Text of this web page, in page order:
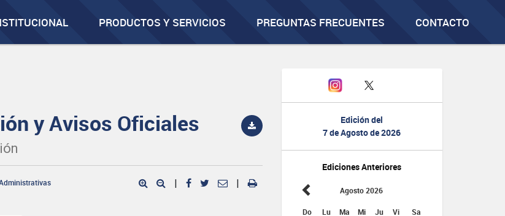
PRODUCTOS Y SERVICIOS PREGUNTAS FRECUENTES CONTACTO
Edición del
7 de Agosto de 2026
Ediciones Anteriores
Agosto 2026
Do Lu Ma Mi Ju Vi Sa
y Avisos Oficiales
| |